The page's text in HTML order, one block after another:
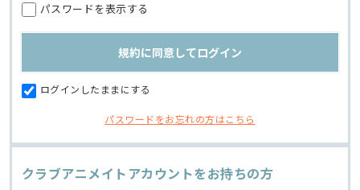
パスワードを表示する
ログインしたままにする
パスワードをお忘れの方はこちら
クラブアニメイトアカウントをお持ちの方